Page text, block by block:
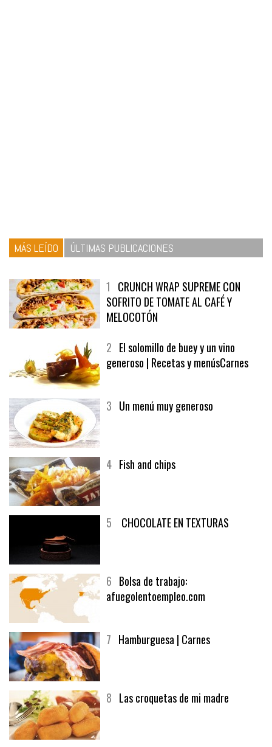
MÁS LEÍDO ÚLTIMAS PUBLICACIONES
1 CRUNCH WRAP SUPREME CON
SOFRITO DE TOMATE AL CAFÉ Y
MELOCOTÓN
2 El solomillo de buey y un vino
generoso | Recetas y menúsCarnes
3 Un menú muy generoso
4 Fish and chips
5 CHOCOLATE EN TEXTURAS
6 Bolsa de trabajo:
afuegolentoempleo.com
7 Hamburguesa | Carnes
8 Las croquetas de mi madre